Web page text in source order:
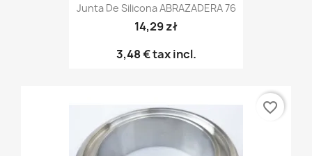
Junta De Silicona ABRAZADERA 76
14,29 zł
3,48 €tax incl.
favorite_border